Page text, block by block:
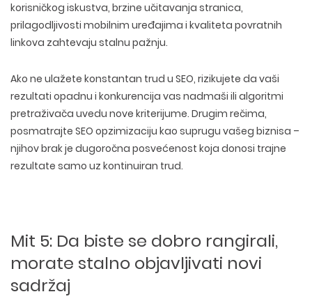
korisničkog iskustva, brzine učitavanja stranica,
prilagodljivosti mobilnim uređajima i kvaliteta povratnih
linkova zahtevaju stalnu pažnju.
Ako ne ulažete konstantan trud u SEO, rizikujete da vaši
rezultati opadnu i konkurencija vas nadmaši ili algoritmi
pretraživača uvedu nove kriterijume. Drugim rečima,
posmatrajte SEO opzimizaciju kao suprugu vašeg biznisa –
njihov brak je dugoročna posvećenost koja donosi trajne
rezultate samo uz kontinuiran trud.
Mit 5: Da biste se dobro rangirali,
morate stalno objavljivati novi
sadržaj